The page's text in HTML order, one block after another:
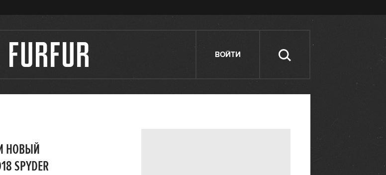
ВОЙТИ
НОВЫЙ
SPYDER